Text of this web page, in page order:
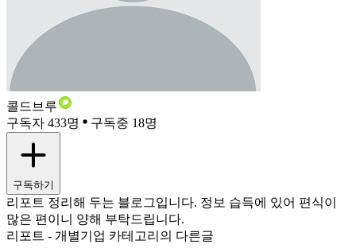
콜드브루
구독자 433명
구독중 18명
구독하기
리포트 정리해 두는 블로그입니다. 정보 습득에 있어 편식이
많은 편이니 양해 부탁드립니다.
리포트 - 개별기업 카테고리의 다른글